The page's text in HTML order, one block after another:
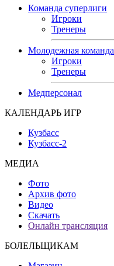
Команда суперлиги
Игроки
Тренеры
Молодежная команда
Игроки
Тренеры
Медперсонал
КАЛЕНДАРЬ ИГР
Кузбасс
Кузбасс-2
МЕДИА
Фото
Архив фото
Видео
Скачать
Онлайн трансляция
БОЛЕЛЬЩИКАМ